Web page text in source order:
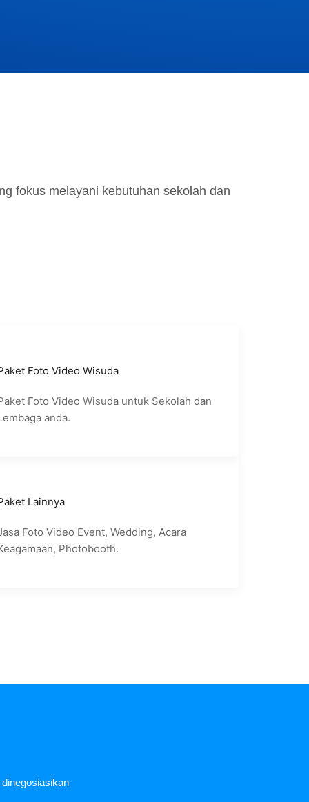
fokus melayani kebutuhan sekolah dan
Foto Video Wisuda
Foto Video Wisuda untuk Sekolah dan
anda.
Lainnya
Foto Video Event, Wedding, Acara
Photobooth.